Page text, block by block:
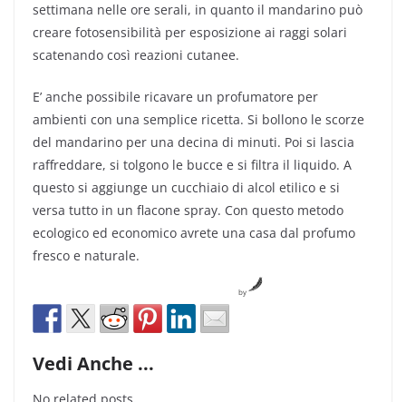
settimana nelle ore serali, in quanto il mandarino può
creare fotosensibilità per esposizione ai raggi solari
scatenando così reazioni cutanee.
E’ anche possibile ricavare un profumatore per
ambienti con una semplice ricetta. Si bollono le scorze
del mandarino per una decina di minuti. Poi si lascia
raffreddare, si tolgono le bucce e si filtra il liquido. A
questo si aggiunge un cucchiaio di alcol etilico e si
versa tutto in un flacone spray. Con questo metodo
ecologico ed economico avrete una casa dal profumo
fresco e naturale.
by
Vedi Anche ...